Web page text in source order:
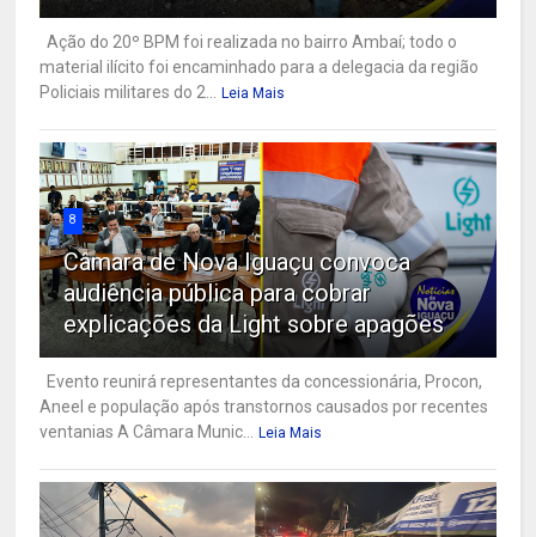
Ação do 20º BPM foi realizada no bairro Ambaí; todo o
material ilícito foi encaminhado para a delegacia da região
Policiais militares do 2...
Leia Mais
8
Câmara de Nova Iguaçu convoca
audiência pública para cobrar
explicações da Light sobre apagões
Evento reunirá representantes da concessionária, Procon,
Aneel e população após transtornos causados por recentes
ventanias A Câmara Munic...
Leia Mais